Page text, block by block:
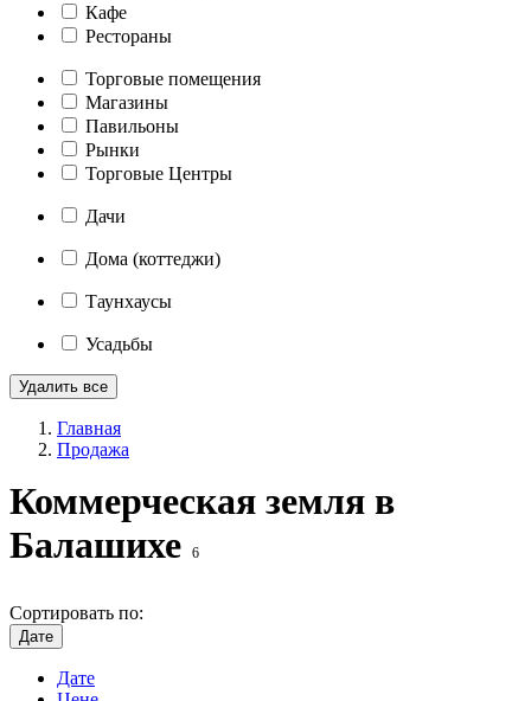
Кафе
Рестораны
Торговые помещения
Магазины
Павильоны
Рынки
Торговые Центры
Дачи
Дома (коттеджи)
Таунхаусы
Усадьбы
Удалить все
Главная
Продажа
Коммерческая земля в
Балашихе
6
Сортировать по:
Дате
Дате